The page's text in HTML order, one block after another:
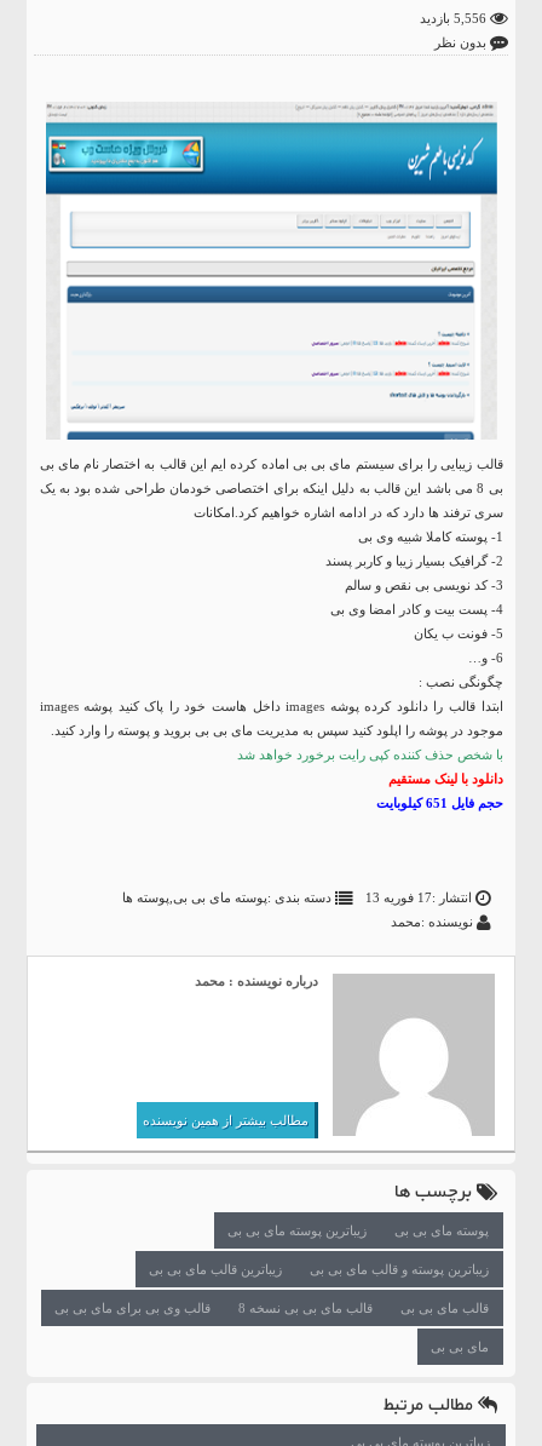
5,556 بازدید
بدون نظر
قالب زیبایی را برای سیستم مای بی بی اماده کرده ایم این قالب به اختصار نام مای بی
بی 8 می باشد این قالب به دلیل اینکه برای اختصاصی خودمان طراحی شده بود به یک
سری ترفند ها دارد که در ادامه اشاره خواهیم کرد.
امکانات
1- پوسته کاملا شبیه وی بی
2- گرافیک بسیار زیبا و کاربر پسند
3- کد نویسی بی نقص و سالم
4- پست بیت و کادر امضا وی بی
5- فونت ب یکان
6- و…
چگونگی نصب :
ابتدا قالب را دانلود کرده پوشه images داخل هاست خود را پاک کنید پوشه images
موجود در پوشه را اپلود کنید سپس به مدیریت مای بی بی بروید و پوسته را وارد کنید.
با شخص حذف کننده کپی رایت برخورد خواهد شد
دانلود با لینک مستقیم
حجم فایل 651 کیلوبایت
انتشار :17 فوریه 13 دسته بندی :پوسته مای بی بی پوسته ها
نویسنده :محمد
درباره نویسنده : محمد
مطالب بیشتر از همین نویسنده
برچسب ها
پوسته مای بی بی زیباترین پوسته مای بی بی
زیباترین پوسته و قالب مای بی بی زیباترین قالب مای بی بی
قالب مای بی بی قالب مای بی بی نسخه 8 قالب وی بی برای مای بی بی
مای بی بی
مطالب مرتبط
زیباترین پوسته مای بی بی